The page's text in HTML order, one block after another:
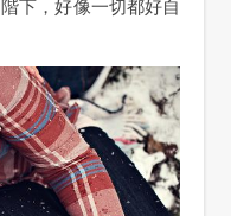
下，好像一切都好自